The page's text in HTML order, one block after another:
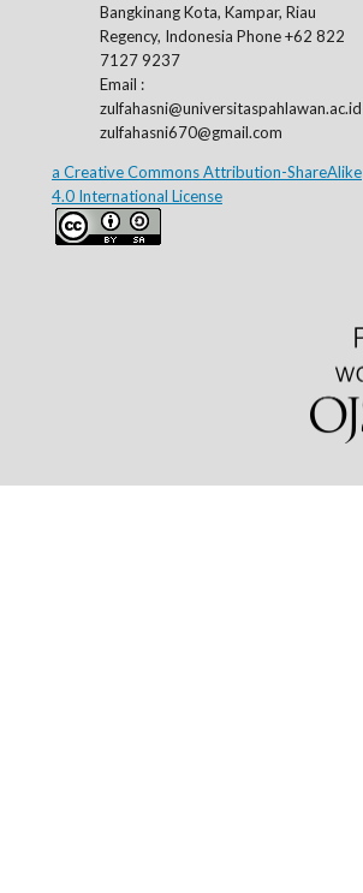
Bangkinang Kota, Kampar, Riau
Regency, Indonesia Phone +62 822
7127 9237
Email :
zulfahasni@universitaspahlawan.ac.id
zulfahasni670@gmail.com
a Creative Commons Attribution-ShareAlike
4.0 International License